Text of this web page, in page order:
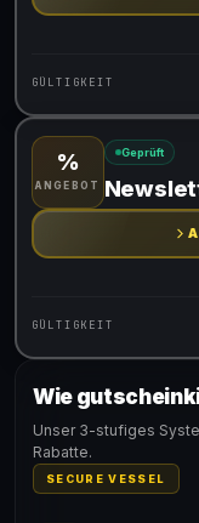
GÜLTIGKEIT
Gültig für
%
ANGEBOT
Geprüft
GÜLTIGKEIT
Gültig für
Wie
Unser 3-stufiges
Rabatte.
SECURE VESSEL